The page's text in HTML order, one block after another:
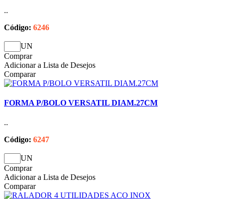
..
Código: 6246
UN
Comprar
Adicionar a Lista de Desejos
Comparar
FORMA P/BOLO VERSATIL DIAM.27CM
..
Código: 6247
UN
Comprar
Adicionar a Lista de Desejos
Comparar